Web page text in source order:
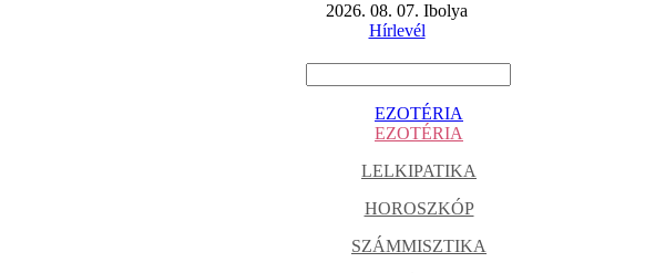
2026. 08. 07. Ibolya
Hírlevél
EZOTÉRIA
EZOTÉRIA
LELKIPATIKA
HOROSZKÓP
SZÁMMISZTIKA